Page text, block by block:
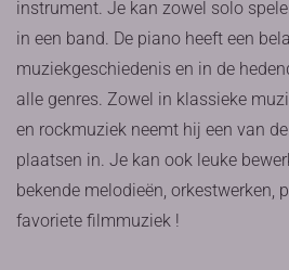
instrument. Je kan zowel solo
in een band. De piano heeft een
muziekgeschiedenis en in de
alle genres. Zowel in klassieke
en rockmuziek neemt hij een van
plaatsen in. Je kan ook leuke
bekende melodieën, orkestwerken,
favoriete filmmuziek !